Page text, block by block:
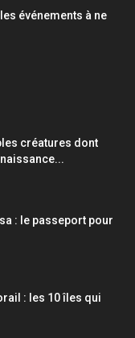
événements à ne
créatures dont
: le passeport pour
: les 10 îles qui